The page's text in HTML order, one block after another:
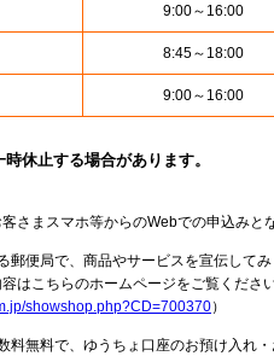
9:00～16:00
8:45～18:00
9:00～16:00
休止する場合があります。
さまスマホ等からのWebでの申込みと
郵便局で、商品やサービスを宣伝して
はこちらのホームページをご覧くださ
showshop.php?CD=700370）
料無料で、ゆうちょ口座のお預け入れ